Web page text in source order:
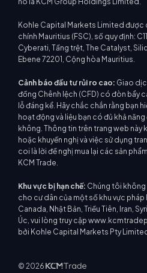
Kohle Capital Markets Limited được
chính Mauritius (FSC), số quy định:
Cyberati, Tầng trệt, The Catalyst,
Ebene 72201, Cộng hòa Mauritius.
Cảnh báo đầu tư rủi ro cao: Giao
đồng Chênh lệch (CFD) có đòn bẩy
lỗ đáng kể. Hãy chắc chắn rằng bạn
hoạt động và liệu bạn có đủ khả
không. Thông tin trên trang web này
hoặc khuyến nghị và việc sử dụng
coi là lời đề nghị mua lại các sản
KCM Trade.
Khu vực bị hạn chế: Chúng tôi không
cho cư dân của một số khu vực pháp
Canada, Nhật Bản, Triều Tiên, Iran,
Úc, vui lòng truy cập
bởi Kohle Capital Markets Pty
© 2026